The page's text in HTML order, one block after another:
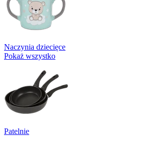
Naczynia dziecięce
Pokaż wszystko
Patelnie